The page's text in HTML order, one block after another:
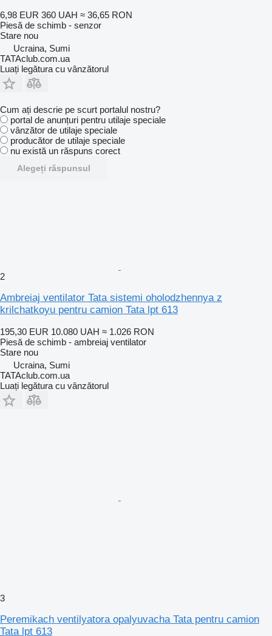
6,98 EUR 360 UAH ≈ 36,65 RON
Piesă de schimb - senzor
Stare nou
Ucraina, Sumi
TATAclub.com.ua
Luați legătura cu vânzătorul
Cum ați descrie pe scurt portalul nostru?
portal de anunțuri pentru utilaje speciale
vânzător de utilaje speciale
producător de utilaje speciale
nu există un răspuns corect
Alegeți răspunsul
2
Ambreiaj ventilator Tata sistemi oholodzhennya z
krilchatkoyu pentru camion Tata lpt 613
195,30 EUR 10.080 UAH ≈ 1.026 RON
Piesă de schimb - ambreiaj ventilator
Stare nou
Ucraina, Sumi
TATAclub.com.ua
Luați legătura cu vânzătorul
3
Peremikach ventilyatora opalyuvacha Tata pentru camion
Tata lpt 613